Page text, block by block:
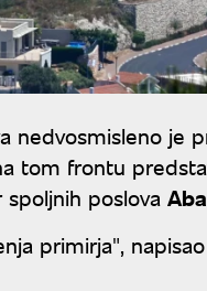
nedvosmisleno je
tom frontu
poslova
primirja",